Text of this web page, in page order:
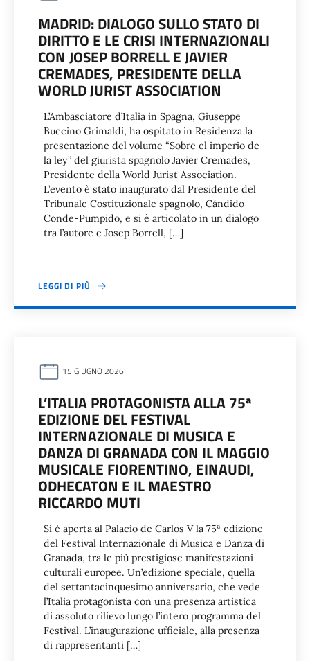
MADRID: DIALOGO SULLO STATO DI
DIRITTO E LE CRISI INTERNAZIONALI
CON JOSEP BORRELL E JAVIER
CREMADES, PRESIDENTE DELLA
WORLD JURIST ASSOCIATION
L’Ambasciatore d’Italia in Spagna, Giuseppe
Buccino Grimaldi, ha ospitato in Residenza la
presentazione del volume “Sobre el imperio de
la ley” del giurista spagnolo Javier Cremades,
Presidente della World Jurist Association.
L’evento è stato inaugurato dal Presidente del
Tribunale Costituzionale spagnolo, Cándido
Conde-Pumpido, e si è articolato in un dialogo
tra l’autore e Josep Borrell, […]
LEGGI DI PIÙ
15 GIUGNO 2026
L’ITALIA PROTAGONISTA ALLA 75ª
EDIZIONE DEL FESTIVAL
INTERNAZIONALE DI MUSICA E
DANZA DI GRANADA CON IL MAGGIO
MUSICALE FIORENTINO, EINAUDI,
ODHECATON E IL MAESTRO
RICCARDO MUTI
Si è aperta al Palacio de Carlos V la 75ª edizione
del Festival Internazionale di Musica e Danza di
Granada, tra le più prestigiose manifestazioni
culturali europee. Un’edizione speciale, quella
del settantacinquesimo anniversario, che vede
l’Italia protagonista con una presenza artistica
di assoluto rilievo lungo l’intero programma del
Festival. L’inaugurazione ufficiale, alla presenza
di rappresentanti […]